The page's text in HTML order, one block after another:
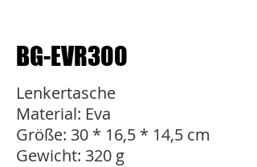
BG-EVR300
Lenkertasche
Material: Eva
Größe: 30 * 16,5 * 14,5 cm
Gewicht: 320 g